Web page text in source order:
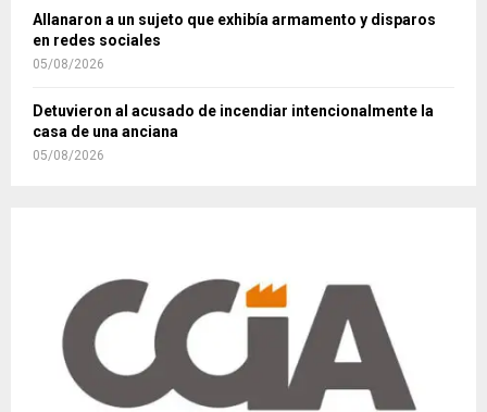
Allanaron a un sujeto que exhibía armamento y disparos
en redes sociales
05/08/2026
Detuvieron al acusado de incendiar intencionalmente la
casa de una anciana
05/08/2026